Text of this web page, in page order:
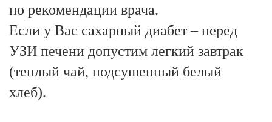
по рекомендации врача.
Если у Вас сахарный диабет – перед
УЗИ печени допустим легкий завтрак
(теплый чай, подсушенный белый
хлеб).